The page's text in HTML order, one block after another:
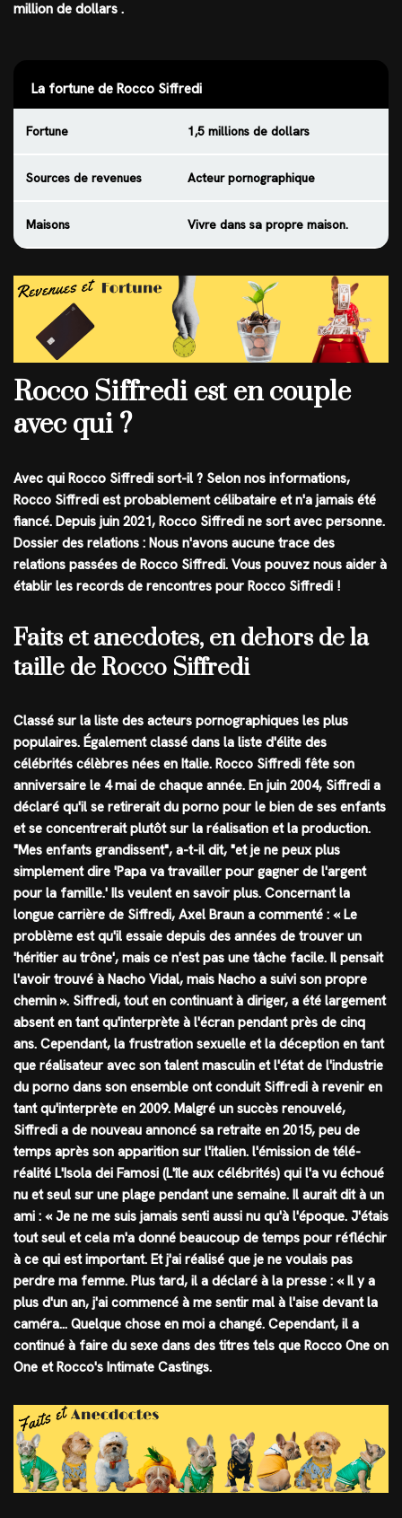
million de dollars .
La fortune de Rocco Siffredi
Fortune 1,5 millions de dollars
Sources de revenues Acteur pornographique
Maisons Vivre dans sa propre maison.
Rocco Siffredi est en couple
avec qui ?
Avec qui Rocco Siffredi sort-il ? Selon nos informations,
Rocco Siffredi est probablement célibataire et n'a jamais été
fiancé. Depuis juin 2021, Rocco Siffredi ne sort avec personne.
Dossier des relations : Nous n'avons aucune trace des
relations passées de Rocco Siffredi. Vous pouvez nous aider à
établir les records de rencontres pour Rocco Siffredi !
Faits et anecdotes, en dehors de la
taille de Rocco Siffredi
Classé sur la liste des acteurs pornographiques les plus
populaires. Également classé dans la liste d'élite des
célébrités célèbres nées en Italie. Rocco Siffredi fête son
anniversaire le 4 mai de chaque année. En juin 2004, Siffredi a
déclaré qu'il se retirerait du porno pour le bien de ses enfants
et se concentrerait plutôt sur la réalisation et la production.
"Mes enfants grandissent", a-t-il dit, "et je ne peux plus
simplement dire 'Papa va travailler pour gagner de l'argent
pour la famille.' Ils veulent en savoir plus. Concernant la
longue carrière de Siffredi, Axel Braun a commenté : « Le
problème est qu'il essaie depuis des années de trouver un
'héritier au trône', mais ce n'est pas une tâche facile. Il pensait
l'avoir trouvé à Nacho Vidal, mais Nacho a suivi son propre
chemin ». Siffredi, tout en continuant à diriger, a été largement
absent en tant qu'interprète à l'écran pendant près de cinq
ans. Cependant, la frustration sexuelle et la déception en tant
que réalisateur avec son talent masculin et l'état de l'industrie
du porno dans son ensemble ont conduit Siffredi à revenir en
tant qu'interprète en 2009. Malgré un succès renouvelé,
Siffredi a de nouveau annoncé sa retraite en 2015, peu de
temps après son apparition sur l'italien. l'émission de télé-
réalité L'Isola dei Famosi (L'île aux célébrités) qui l'a vu échoué
nu et seul sur une plage pendant une semaine. Il aurait dit à un
ami : « Je ne me suis jamais senti aussi nu qu'à l'époque. J'étais
tout seul et cela m'a donné beaucoup de temps pour réfléchir
à ce qui est important. Et j'ai réalisé que je ne voulais pas
perdre ma femme. Plus tard, il a déclaré à la presse : « Il y a
plus d'un an, j'ai commencé à me sentir mal à l'aise devant la
caméra… Quelque chose en moi a changé. Cependant, il a
continué à faire du sexe dans des titres tels que Rocco One on
One et Rocco's Intimate Castings.